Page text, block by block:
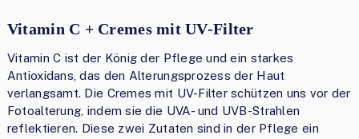
Vitamin C + Cremes mit UV-Filter
Vitamin C ist der König der Pflege und ein starkes
Antioxidans, das den Alterungsprozess der Haut
verlangsamt. Die Cremes mit UV-Filter schützen uns vor der
Fotoalterung, indem sie die UVA- und UVB-Strahlen
reflektieren. Diese zwei Zutaten sind in der Pflege ein